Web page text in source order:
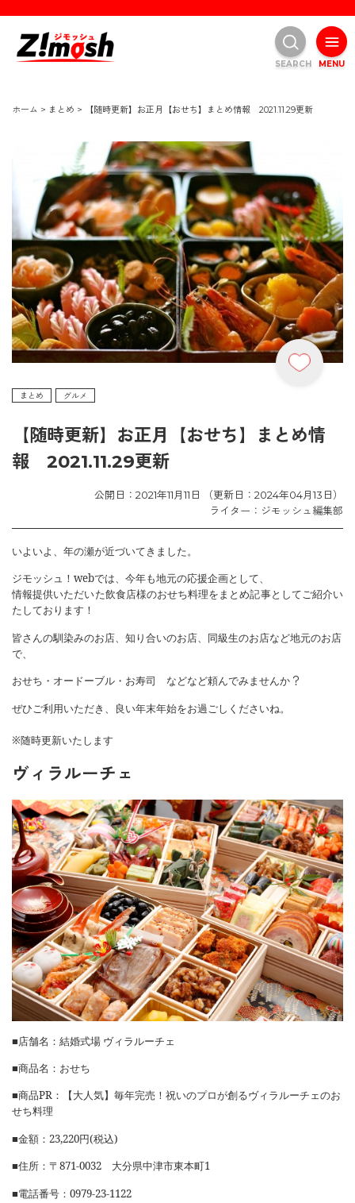
ホーム > まとめ > 【随時更新】お正月【おせち】まとめ情報 2021.11.29更新
まとめ グルメ
【随時更新】お正月【おせち】まとめ情
報 2021.11.29更新
公開日：2021年11月11日 （更新日：2024年04月13日）
ライター：ジモッシュ編集部
いよいよ、年の瀬が近づいてきました。
ジモッシュ！ webでは、今年も地元の応援企画として、
情報提供いただいた飲食店様のおせち料理をまとめ記事としてご紹介い
たしております！
皆さんの馴染みのお店、知り合いのお店、同級生のお店など地元のお店
で、
おせち・オードーブル・お寿司 などなど頼んでみませんか ？
ぜひご利用いただき、良い年末年始をお過ごしくださいね。
※随時更新いたします
ヴィラルーチェ
■店舗名： 結婚式場 ヴィラルーチェ
■商品名： おせち
■商品PR ：
【大人気】毎年完売！祝いのプロが創るヴィラルーチェのお
せち料理
■金額： 23,220円(税込)
■住所：〒871-0032 大分県中津市東本町1
■電話番号： 0979-23-1122
MENU
SEARCH